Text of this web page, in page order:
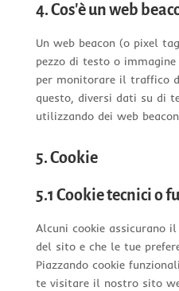
4. Cos'è un web
Un web beacon (o pixel
pezzo di testo o
per monitorare il traffico
questo, diversi dati su di
utilizzando dei web
5. Cookie
5.1 Cookie tecnici o
Alcuni cookie assicurano
del sito e che le tue
Piazzando cookie
te visitare il nostro sito